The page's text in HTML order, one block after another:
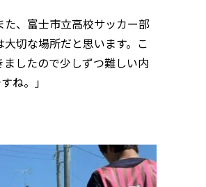
た、富士市立高校サッカー部
切な場所だと思います。こ
したので少しずつ難しい内
ね。」